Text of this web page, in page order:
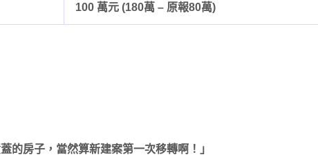
100 萬元 (180萬 – 原報80萬)
的房子，當然算新建案第一次移轉啊！」